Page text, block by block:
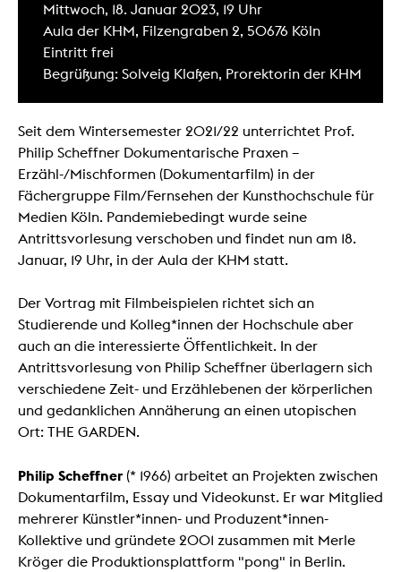
Mittwoch, 18. Januar 2023, 19 Uhr
Aula der KHM, Filzengraben 2, 50676 Köln
Eintritt frei
Begrüßung: Solveig Klaßen, Prorektorin der KHM
Seit dem Wintersemester 2021/22 unterrichtet Prof.
Philip Scheffner Dokumentarische Praxen –
Erzähl-/Mischformen (Dokumentarfilm) in der
Fächergruppe Film/Fernsehen der Kunsthochschule für
Medien Köln. Pandemiebedingt wurde seine
Antrittsvorlesung verschoben und findet nun am 18.
Januar, 19 Uhr, in der Aula der KHM statt.
Der Vortrag mit Filmbeispielen richtet sich an
Studierende und Kolleg*innen der Hochschule aber
auch an die interessierte Öffentlichkeit. In der
Antrittsvorlesung von Philip Scheffner überlagern sich
verschiedene Zeit- und Erzählebenen der körperlichen
und gedanklichen Annäherung an einen utopischen
Ort: THE GARDEN.
Philip Scheffner (* 1966) arbeitet an Projekten zwischen
Dokumentarfilm, Essay und Videokunst. Er war Mitglied
mehrerer Künstler*innen- und Produzent*innen-
Kollektive und gründete 2001 zusammen mit Merle
Kröger die Produktionsplattform "pong" in Berlin.